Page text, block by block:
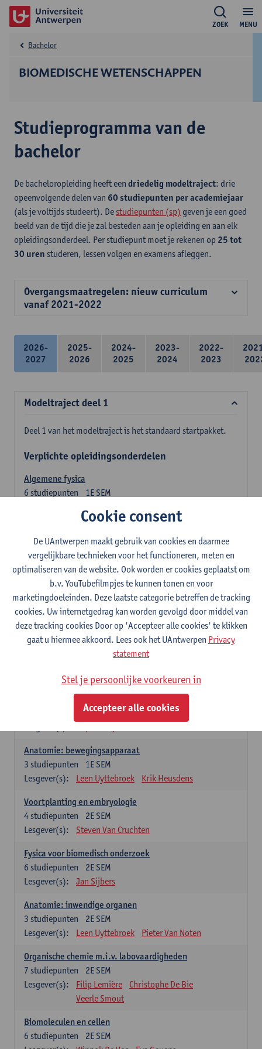
MENU
ZOEK
BIOMEDISCHE WETENSCHAPPEN
Bachelor
Studieprogramma van de
bachelor
De bacheloropleiding heeft een driedelig modeltraject: drie
opeenvolgende delen van 60 studiepunten per academiejaar
(als je voltijds studeert). De studiepunten (sp) geven je een goed
beeld van de tijd die je zal besteden aan je opleiding en aan elk
opleidingsonderdeel. Per studiepunt moet je rekenen op 25 tot
30 uren studeren, lessen volgen en examens afleggen.
Overgangsmaatregelen: nieuw curriculum
vanaf 2021-2022
2026-
2027
2025-
2026
2024-
2025
2023-
2024
2022-
2023
Modeltraject deel 1
Deel 1 van het modeltraject is het standaard startpakket.
Verplichte opleidingsonderdelen
Algemene fysica
1E SEM
6 studiepunten
1E SEM
studiepunten
Lesgever(s):
Jan Sijbers
Algemene chemie m.i.v. labovaardigheden
1E SEM
7studiepunten
Lesgever(s):
Frank Blockhuys Christophe De Bie
Studium generale in de biomedische wetenschappen deel
1: onderzoek in de levenswetenschappen
Lesgever(s):
Anja Verhulst Sebastiaan De Schepper
1E SEM
Anatomie: bewegingsapparaat
1E SEM
3 studiepunten
Lesgever(s):
Leen Uyttebroek Krik Heusdens
Voortplanting en embryologie
2E SEM
4studiepunten
Lesgever(s):
Steven Van Cruchten
Fysica voor biomedisch onderzoek
2E SEM
6 studiepunten
Lesgever(s):
Jan Sijbers
Anatomie: inwendige organen
2E SEM
3 studiepunten
Lesgever(s):
Leen Uyttebroek Pieter Van Noten
Organische chemie m.i.v. labovaardigheden
2E SEM
7 studiepunten
Lesgever(s):
Filip Lemière
Christophe De Bie
Veerle Smout
Biomoleculen en cellen
2E SEM
6 studiepunten
Cookie consent
De UAntwerpen maakt gebruik van cookies en daarmee
vergelijkbare technieken voor het functioneren, meten en
optimaliseren van de website. Ook worden er cookies geplaatst om
b.v. YouTubefilmpjes te kunnen tonen en voor
marketingdoeleinden. Deze laatste categorie betreffen de tracking
cookies. Uw internetgedrag kan worden gevolgd door middel van
deze tracking cookies Door op 'Accepteer alle cookies' te klikken
gaat u hiermee akkoord. Lees ook het UAntwerpen Privacy
statement
Stel je persoonlijke voorkeuren in
Accepteer alle cookies